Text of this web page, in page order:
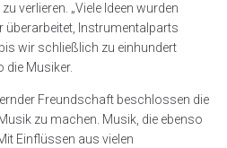
verlieren. „Viele Ideen wurden
Instrumentalparts
wir schließlich zu einhundert
die Musiker.
Freundschaft beschlossen die
zu machen. Musik, die ebenso
Einflüssen aus vielen